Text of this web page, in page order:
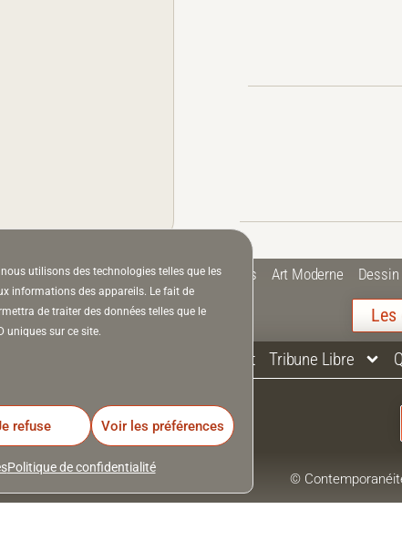
utilisons des technologies telles que les
informations des appareils. Le fait de
de traiter des données telles que le
uniques sur ce site.
refuse Voir les préférences
Politique de confidentialité
À la Une Appel à auteurs Arts Plastiques Art Moderne Dessin
Contact Tribune Libre
©